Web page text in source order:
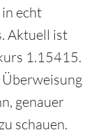
echt
Aktuell ist
1.15415.
genauer
schauen.